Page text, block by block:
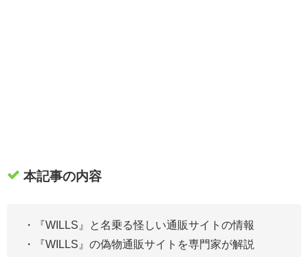
本記事の内容
・『WILLS』
と名乗る怪しい通販サイトの情報
・『WILLS』の偽物通販サイトを専門家が解説